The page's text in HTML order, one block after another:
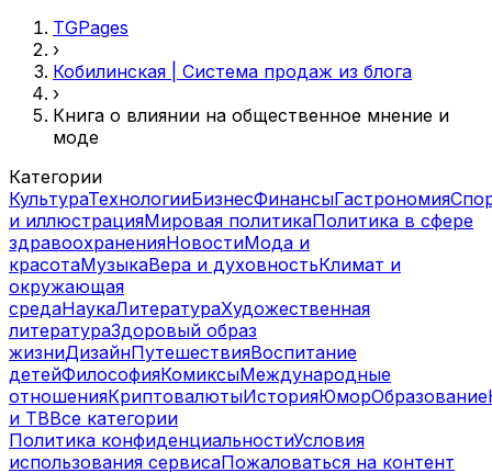
TGPages
›
Кобилинская | Система продаж из блога
›
Книга о влиянии на общественное мнение и
моде
Категории
КультураТехнологииБизнесФинансыГастрономия
и иллюстрацияМировая политикаПолитика в сфере
здравоохраненияНовостиМода и
красотаМузыкаВера и духовностьКлимат и
окружающая
средаНаукаЛитератураХудожественная
литератураЗдоровый образ
жизниДизайнПутешествияВоспитание
детейФилософияКомиксыМеждународные
отношенияКриптовалютыИсторияЮморОбразование
и ТВВсе категории
Политика конфиденциальностиУсловия
использования сервисаПожаловаться на контент